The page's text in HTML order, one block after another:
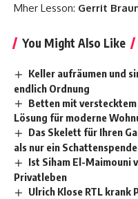
Mher Lesson: Gerrit
You Might Also Like
Keller aufräumen und
endlich Ordnung
Betten mit
Lösung für moderne
Das Skelett für Ihren
als nur ein
Ist Siham El-Maimouni
Privatleben
Ulrich Klose RTL krank